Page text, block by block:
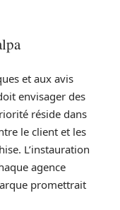
et aux avis
envisager des
réside dans
le client et les
L’instauration
agence
promettrait